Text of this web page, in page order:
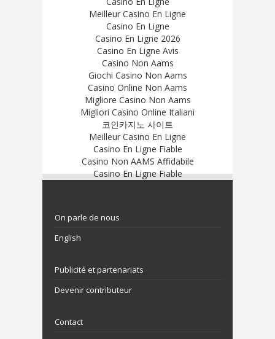
Meilleur Casino En Ligne
Casino En Ligne
Casino En Ligne 2026
Casino En Ligne Avis
Casino Non Aams
Giochi Casino Non Aams
Casino Online Non Aams
Migliore Casino Non Aams
Migliori Casino Online Italiani
코인카지노 사이트
Meilleur Casino En Ligne
Casino En Ligne Fiable
Casino Non AAMS Affidabile
Casino En Ligne Fiable
On parle de nous
English
Publicité et partenariats
Devenir contributeur
Contact